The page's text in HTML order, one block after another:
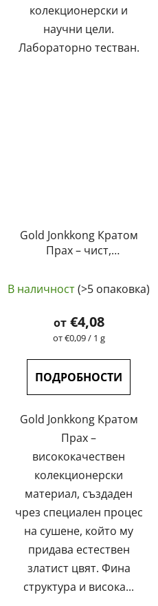
колекционерски и
научни цели.
Лабораторно тестван.
Gold Jonkkong Кратом
Прах – чист,
| GreenGuru
В наличност(>5 опаковка)
от€4,08
Измерване
цената:
от €0,09 / 1 g
ПОДРОБНОСТИ
Gold Jonkkong Кратом
Прах –
висококачествен
колекционерски
материал, създаден
чрез специален процес
на сушене, който му
придава естествен
златист цвят. Фина
структура и висока...